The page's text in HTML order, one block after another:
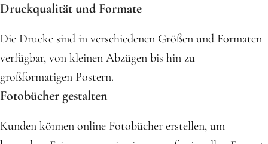
Druckqualität und Formate
Die Drucke sind in verschiedenen Größen und Formaten
verfügbar, von kleinen Abzügen bis hin zu
großformatigen Postern.
Fotobücher gestalten
Kunden können online Fotobücher erstellen, um